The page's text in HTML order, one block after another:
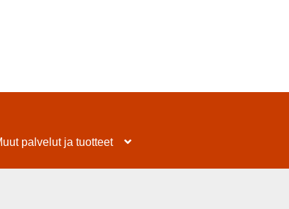
palvelut ja tuotteet